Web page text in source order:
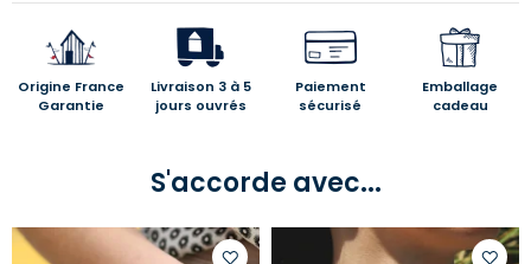
Origine France
Garantie
Livraison 3 à 5
jours ouvrés
Paiement
sécurisé
Emballage
cadeau
S'accorde avec...